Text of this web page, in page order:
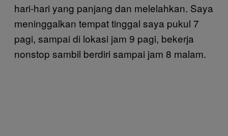
hari-hari yang panjang dan melelahkan. Saya
meninggalkan tempat tinggal saya pukul 7
pagi, sampai di lokasi jam 9 pagi, bekerja
nonstop sambil berdiri sampai jam 8 malam.